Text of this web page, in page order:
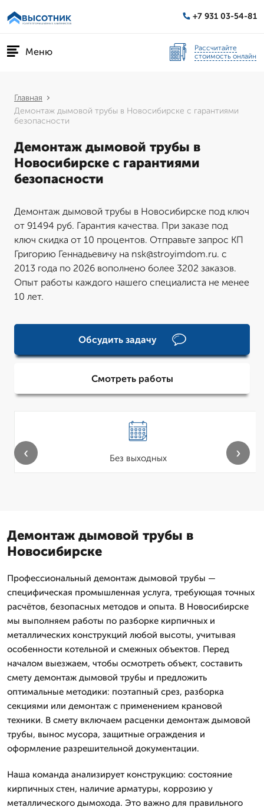
+7 931 03-54-81
Меню
Рассчитайте
стоимость онлайн
Главная
Демонтаж дымовой трубы в Новосибирске с гарантиями
безопасности
Демонтаж дымовой трубы в
Новосибирске с гарантиями
безопасности
Демонтаж дымовой трубы в Новосибирске под ключ
от 91494 руб. Гарантия качества. При заказе под
ключ скидка от 10 процентов. Отправьте запрос КП
Григорию Геннадьевичу на nsk@stroyimdom.ru. с
2013 года по 2026 вополнено более 3202 заказов.
Опыт работы каждого нашего специалиста не менее
10 лет.
Обсудить задачу
Смотреть работы
Без выходных
‹ ›
Демонтаж дымовой трубы в
Новосибирске
Профессиональный демонтаж дымовой трубы —
специфическая промышленная услуга, требующая точных
расчётов, безопасных методов и опыта. В Новосибирске
мы выполняем работы по разборке кирпичных и
металлических конструкций любой высоты, учитывая
особенности котельной и смежных объектов. Перед
началом выезжаем, чтобы осмотреть объект, составить
смету демонтаж дымовой трубы и предложить
оптимальные методики: поэтапный срез, разборка
секциями или демонтаж с применением крановой
техники. В смету включаем расценки демонтаж дымовой
трубы, вынос мусора, защитные ограждения и
оформление разрешительной документации.
Наша команда анализирует конструкцию: состояние
кирпичных стен, наличие арматуры, коррозию у
металлического дымохода. Это важно для правильного